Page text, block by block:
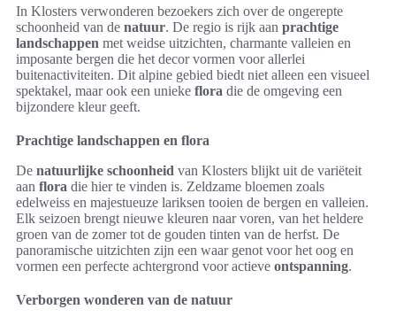
In Klosters verwonderen bezoekers zich over de ongerepte
schoonheid van de natuur. De regio is rijk aan prachtige
landschappen met weidse uitzichten, charmante valleien en
imposante bergen die het decor vormen voor allerlei
buitenactiviteiten. Dit alpine gebied biedt niet alleen een visueel
spektakel, maar ook een unieke flora die de omgeving een
bijzondere kleur geeft.
Prachtige landschappen en flora
De natuurlijke schoonheid van Klosters blijkt uit de variëteit
aan flora die hier te vinden is. Zeldzame bloemen zoals
edelweiss en majestueuze lariksen tooien de bergen en valleien.
Elk seizoen brengt nieuwe kleuren naar voren, van het heldere
groen van de zomer tot de gouden tinten van de herfst. De
panoramische uitzichten zijn een waar genot voor het oog en
vormen een perfecte achtergrond voor actieve ontspanning.
Verborgen wonderen van de natuur